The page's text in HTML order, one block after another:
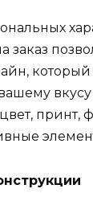
заказ
который
вашему
принт,